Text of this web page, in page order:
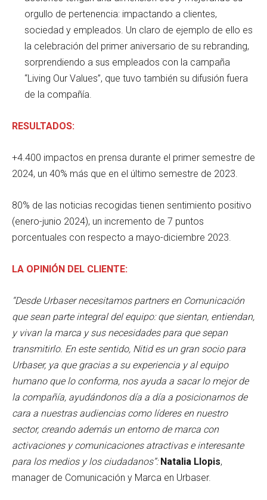
orgullo de pertenencia: impactando a clientes,
sociedad y empleados. Un claro de ejemplo de ello es
la celebración del primer aniversario de su rebranding,
sorprendiendo a sus empleados con la campaña
“Living Our Values”, que tuvo también su difusión fuera
de la compañía.
RESULTADOS:
+4.400 impactos en prensa durante el primer semestre de
2024, un 40% más que en el último semestre de 2023.
80% de las noticias recogidas tienen sentimiento positivo
(enero-junio 2024), un incremento de 7 puntos
porcentuales con respecto a mayo-diciembre 2023.
LA OPINIÓN DEL CLIENTE:
“Desde Urbaser necesitamos partners en Comunicación
que sean parte integral del equipo: que sientan, entiendan,
y vivan la marca y sus necesidades para que sepan
transmitirlo. En este sentido, Nitid es un gran socio para
Urbaser, ya que gracias a su experiencia y al equipo
humano que lo conforma, nos ayuda a sacar lo mejor de
la compañía, ayudándonos día a día a posicionarnos de
cara a nuestras audiencias como líderes en nuestro
sector, creando además un entorno de marca con
activaciones y comunicaciones atractivas e interesante
para los medios y los ciudadanos”:Natalia Llopis,
manager de Comunicación y Marca en Urbaser.